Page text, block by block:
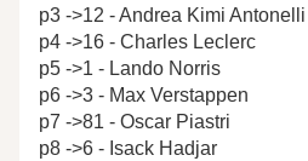
p3 ->12 - Andrea Kimi Antonelli
p4 ->16 - Charles Leclerc
p5 ->1 - Lando Norris
p6 ->3 - Max Verstappen
p7 ->81 - Oscar Piastri
p8 ->6 - Isack Hadjar